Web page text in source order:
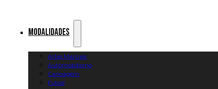
Modalidades
Artes Marciais
Automobilismo
Canoagem
Futsal